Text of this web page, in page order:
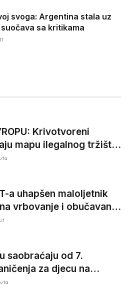
svoga: Argentina stala uz
sa kritikama
11
Krivotvoreni
mapu ilegalnog tržišta,
na proizvodnju van EU
a uhapšen maloljetnik
vrbovanje i obučavanje
djela
saobraćaju od 7.
za djecu na
vozače, veće kazne